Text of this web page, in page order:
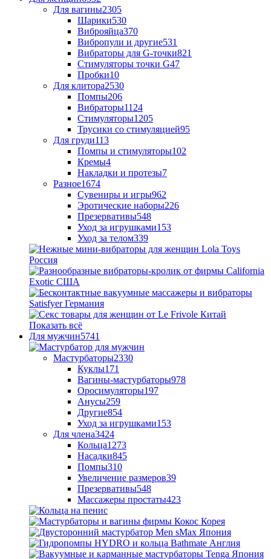
Для вагины2305
Шарики530
Виброяйца370
Вибропули и другие531
Вибраторы для G-точки821
Стимуляторы точки G47
Пробки10
Для клитора2530
Помпы206
Вибраторы1124
Стимуляторы1205
Трусики со стимуляцией95
Для груди113
Помпы и стимуляторы102
Кремы4
Накладки и протезы7
Разное1674
Сувениры и игры962
Эротические наборы226
Презервативы548
Уход за игрушками153
Уход за телом339
Показать всё
Для мужчин5741
Мастурбаторы2330
Куклы171
Вагины-мастурбаторы978
Оросимуляторы197
Анусы259
Другие854
Уход за игрушками153
Для члена3424
Кольца1273
Насадки845
Помпы310
Увеличение размеров39
Презервативы548
Массажеры простаты423